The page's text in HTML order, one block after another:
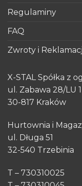
Regulaminy
FAQ
Zwroty i
X-STAL Spółka z
ul. Zabawa 28/LU 1
30-817 Kraków
Hurtownia i
ul. Długa 51
32-540 Trzebinia
T – 730310025